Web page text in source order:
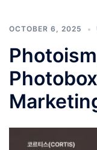
OCTOBER 6, 2025